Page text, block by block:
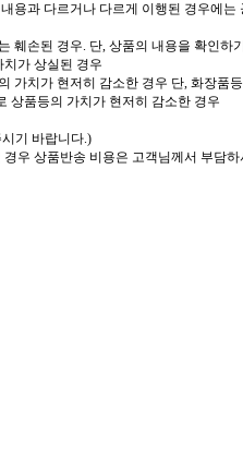
용과 다르거나 다르게 이행된 경우에
훼손된 경우. 단, 상품의 내용을 확인하
가 상실된 경우
가치가 현저히 감소한 경우 단, 화장품
상품등의 가치가 현저히 감소한 경우
기 바랍니다.)
우 상품반송 비용은 고객님께서 부담하